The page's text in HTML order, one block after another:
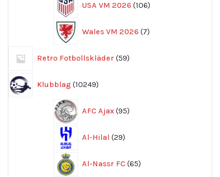
USA VM 2026 106
produkter
Wales VM 2026 7
produkter
Retro Fotbollskläder 59
produkter
Klubblag 10249
produkter
AFC Ajax 95
produkter
Al-Hilal 29
produkter
Al-Nassr FC 65
produkter